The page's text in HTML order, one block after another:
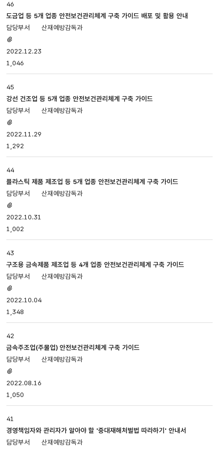
46
도금업 등 5개 업종 안전보건관리체계 구축 가이드 배포 및 활용 안내
산재예방감독과
있음
2022.12.23
1,046
45
강선 건조업 등 5개 업종 안전보건관리체계 구축 가이드
산재예방감독과
있음
2022.11.29
1,292
44
플라스틱 제품 제조업 등 5개 업종 안전보건관리체계 구축 가이드
산재예방감독과
있음
2022.10.31
1,002
43
구조용 금속제품 제조업 등 4개 업종 안전보건관리체계 구축 가이드
산재예방감독과
있음
2022.10.04
1,348
42
금속주조업(주물업) 안전보건관리체계 구축 가이드
산재예방감독과
있음
2022.08.16
1,050
41
경영책임자와 관리자가 알아야 할 '중대재해처벌법 따라하기' 안내서
산재예방감독과